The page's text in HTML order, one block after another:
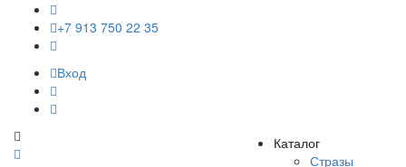
+7 913 750 22 35
Вход
Bubblepack54
Каталог
Стразы